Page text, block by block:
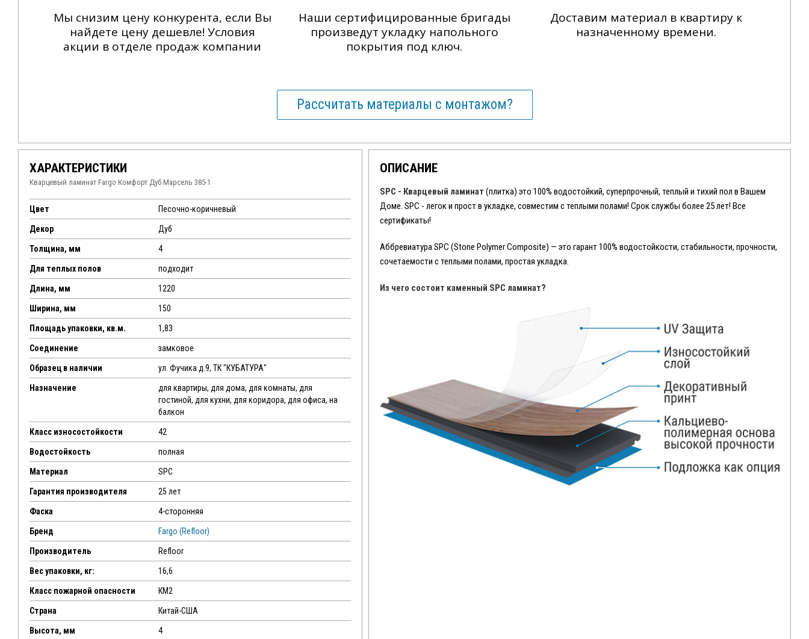
Мы снизим цену конкурента, если Вы
найдете цену дешевле! Условия
акции в отделе продаж компании
Наши сертифицированные бригады
произведут укладку напольного
покрытия под ключ.
Доставим материал в квартиру к
назначенному времени.
Рассчитать материалы с монтажом?
ХАРАКТЕРИСТИКИ
Кварцевый ламинат Fargo Комфорт Дуб Марсель 385-1
Цвет Песочно-коричневый
Декор Дуб
Толщина, мм 4
Для теплых полов подходит
Длина, мм 1220
Ширина, мм 150
Площадь упаковки, кв.м. 1,83
Соединение замковое
Образец в наличии ул. Фучика д.9, ТК "КУБАТУРА"
Назначение
для квартиры, для дома, для комнаты, для
гостиной, для кухни, для коридора, для офиса, на
балкон
Класс износостойкости 42
Водостойкость полная
Материал SPC
Гарантия производителя 25 лет
Фаска 4-сторонняя
Бренд Fargo (Refloor)
Производитель Refloor
Вес упаковки, кг: 16,6
Класс пожарной опасности КМ2
Страна Китай-США
Высота, мм 4
ОПИСАНИЕ
SPC - Кварцевый ламинат (плитка) это 100% водостойкий, суперпрочный, теплый и тихий пол в Вашем
Доме. SPC - легок и прост в укладке, совместим с теплыми полами! Срок службы более 25 лет! Все
сертификаты!
Аббревиатура SPC (Stone Polymer Composite) — это гарант 100% водостойкости, стабильности, прочности,
сочетаемости с теплыми полами, простая укладка.
Из чего состоит каменный SPC ламинат?